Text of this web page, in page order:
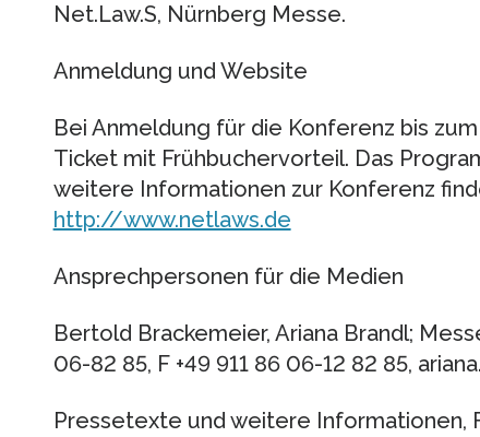
Net.Law.S, Nürnberg Messe.
Anmeldung und Website
Bei Anmeldung für die Konferenz bis
Ticket mit Frühbuchervorteil. Das
weitere Informationen zur Konferenz
http://www.netlaws.de
Ansprechpersonen für die Medien
Bertold Brackemeier, Ariana Brandl;
06-82 85, F +49 911 86 06-12 82 85,
Pressetexte und weitere Informationen,